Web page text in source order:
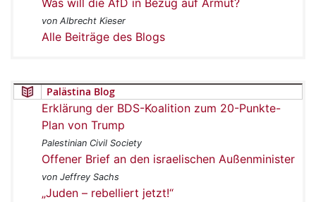
von Albrecht Kieser
Alle Beiträge des Blogs
Palästina Blog
Erklärung der BDS-Koalition zum 20-Punkte-
Plan von Trump
Palestinian Civil Society
Offener Brief an den israelischen Außenminister
von Jeffrey Sachs
„Juden – rebelliert jetzt!“